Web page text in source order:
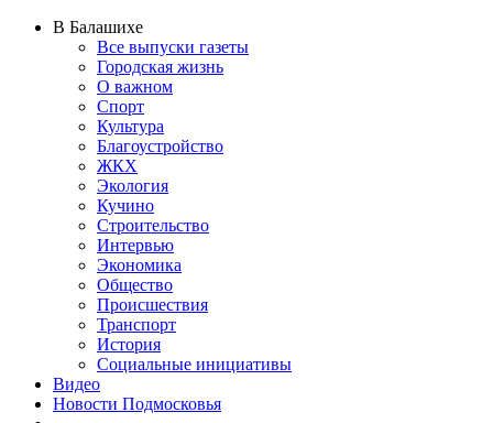
В Балашихе
Все выпуски газеты
Городская жизнь
О важном
Спорт
Культура
Благоустройство
ЖКХ
Экология
Кучино
Строительство
Интервью
Экономика
Общество
Происшествия
Транспорт
История
Социальные инициативы
Видео
Новости Подмосковья